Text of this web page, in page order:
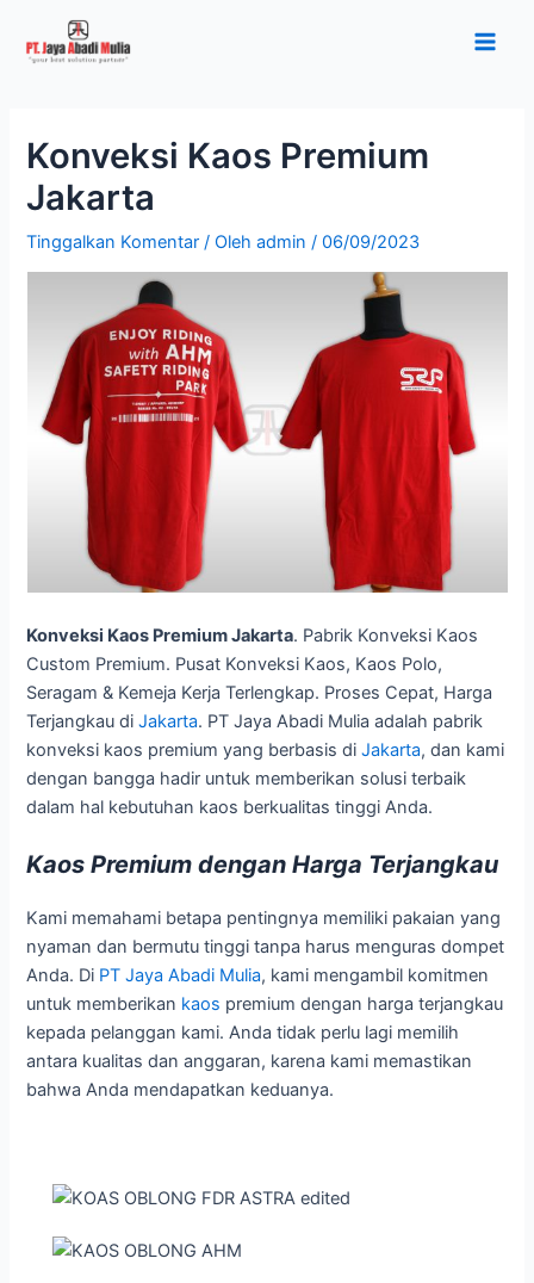
konten
Konveksi Kaos Premium
Jakarta
Tinggalkan Komentar / Olehadmin/06/09/2023
Konveksi Kaos Premium Jakarta. Pabrik Konveksi Kaos
Custom Premium. Pusat Konveksi Kaos, Kaos Polo,
Seragam & Kemeja Kerja Terlengkap. Proses Cepat, Harga
Terjangkau diJakarta. PT Jaya Abadi Mulia adalah pabrik
konveksi kaos premium yang berbasis diJakarta, dan kami
dengan bangga hadir untuk memberikan solusi terbaik
dalam hal kebutuhan kaos berkualitas tinggi Anda.
Kaos Premium dengan Harga Terjangkau
Kami memahami betapa pentingnya memiliki pakaian yang
nyaman dan bermutu tinggi tanpa harus menguras dompet
Anda. Di PT Jaya Abadi Mulia, kami mengambil komitmen
untuk memberikan kaos premium dengan harga terjangkau
kepada pelanggan kami. Anda tidak perlu lagi memilih
antara kualitas dan anggaran, karena kami memastikan
bahwa Anda mendapatkan keduanya.
navigation